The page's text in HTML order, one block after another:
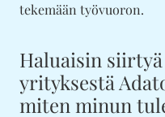
tekemään työvuoron.
Haluaisin
yrityksestä
miten minun